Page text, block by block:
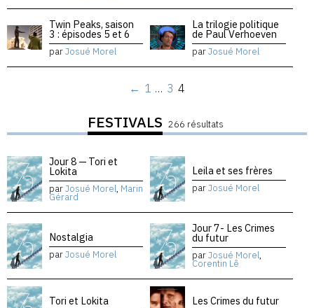
Twin Peaks, saison
3 : épisodes 5 et 6
parJosué Morel
La trilogie politique
de Paul Verhoeven
parJosué Morel
← 1 … 3 4
FESTIVALS 266 résultats
Jour 8 — Tori et
Lokita
parJosué Morel, Marin
Gérard
Leila et ses frères
parJosué Morel
Nostalgia
parJosué Morel
Jour 7- Les Crimes
du futur
parJosué Morel,
Corentin Lê
Tori et Lokita Les Crimes du futur